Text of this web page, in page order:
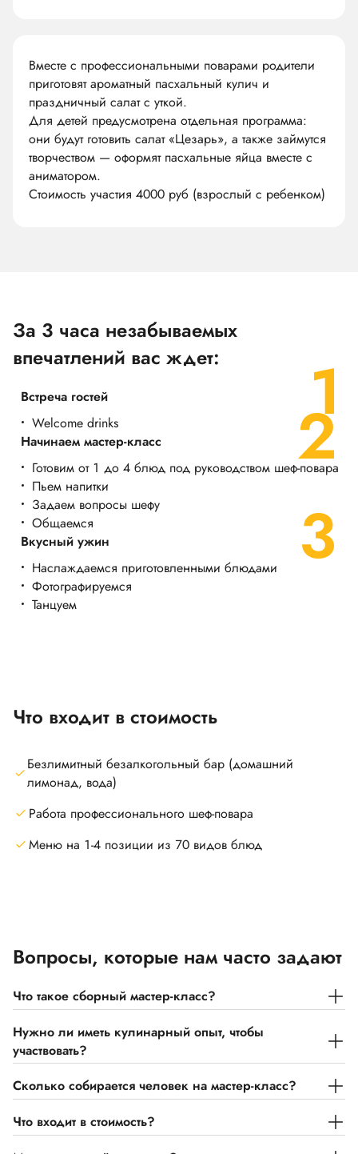
Вместе с профессиональными поварами родители
приготовят ароматный пасхальный кулич и
праздничный салат с уткой.
Для детей предусмотрена отдельная программа:
они будут готовить салат «Цезарь», а также займутся
творчеством — оформят пасхальные яйца вместе с
аниматором.
Стоимость участия 4000 руб (взрослый с ребенком)
За 3 часа незабываемых
впечатлений вас ждет:
Встреча гостей
Welcome drinks
Начинаем мастер-класс
Готовим от 1 до 4 блюд под руководством шеф-повара
Пьем напитки
Задаем вопросы шефу
Общаемся
Вкусный ужин
Наслаждаемся приготовленными блюдами
Фотографируемся
Танцуем
Что входит в стоимость
Безлимитный безалкогольный бар (домашний
лимонад, вода)
Работа профессионального шеф-повара
Меню на 1-4 позиции из 70 видов блюд
Вопросы, которые нам часто задают
Что такое сборный мастер-класс?
Нужно ли иметь кулинарный опыт, чтобы
участвовать?
Сколько собирается человек на мастер-класс?
Что входит в стоимость?